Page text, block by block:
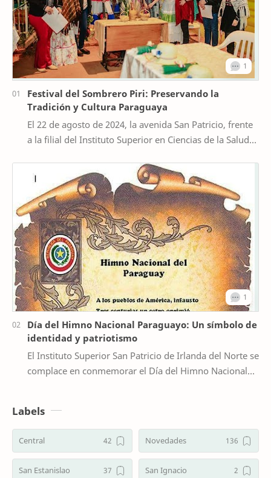
Festival del Sombrero Piri: Preservando la
Tradición y Cultura Paraguaya
El 22 de agosto de 2024, la avenida San Patricio, frente
a la filial del Instituto Superior en Ciencias de la Salud
Día del Himno Nacional Paraguayo: Un símbolo de
identidad y patriotismo
El Instituto Superior San Patricio de Irlanda del Norte se
complace en conmemorar el Día del Himno Nacional
Labels
Central Novedades
San Estanislao San Ignacio